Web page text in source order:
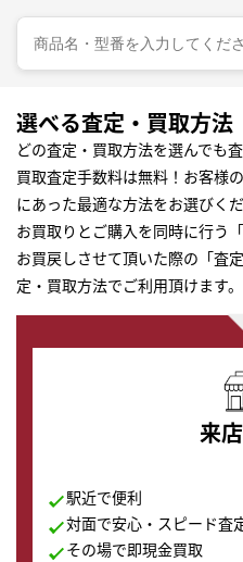
選べる査定・買取方法
どの査定・買取方法を選んでも
買取査定手数料は無料！お客様
にあった最適な方法をお選びくだ
お買取りとご購入を同時に行う
お買戻しさせて頂いた際の「査
定・買取方法でご利用頂けます。
来
駅近で便利
対面で安心・スピード査
その場で即現金買取